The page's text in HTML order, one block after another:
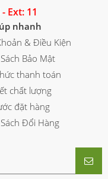
Ext: 11
nhanh
& Điều Kiện
Bảo Mật
thanh toán
chất lượng
đặt hàng
Đổi Hàng